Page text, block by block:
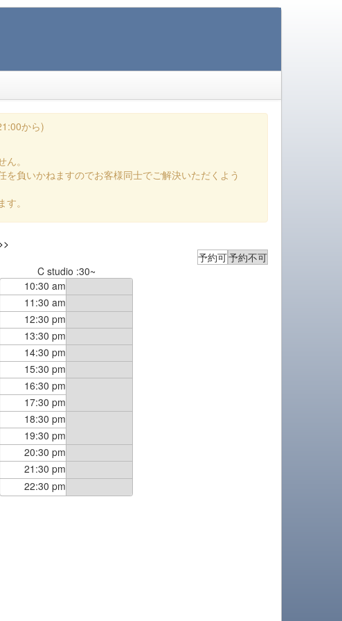
から)
。
負いかねますのでお客様同士でご解決いただくよう
。
予約可予約不可
C studio :30~
10:30 am
11:30 am
12:30 pm
13:30 pm
14:30 pm
15:30 pm
16:30 pm
17:30 pm
18:30 pm
19:30 pm
20:30 pm
21:30 pm
22:30 pm